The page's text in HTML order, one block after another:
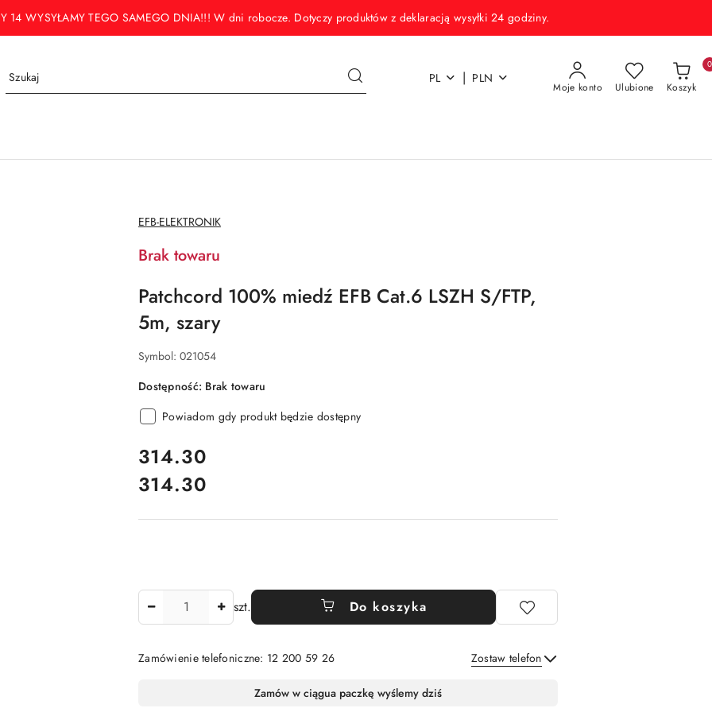
14 WYSYŁAMY TEGO SAMEGO DNIA!!! W dni robocze. Dotyczy produktów z deklaracją wysyłki 24 godziny.
PL | PLN
Moje konto Ulubione Koszyk
0
NAZWA
PRODUCENTA:
EFB-ELEKTRONIK
Brak towaru
Patchcord 100% miedź EFB Cat.6 LSZH S/FTP,
5m, szary
Symbol: 021054
Dostępność: Brak towaru
Powiadom gdy produkt będzie dostępny
cena:
314.30
Cena:
314.30
szt. Do koszyka
Zamówienie telefoniczne: 12 200 59 26 Zostaw telefon
Zamów w ciągua paczkę wyślemy dziś